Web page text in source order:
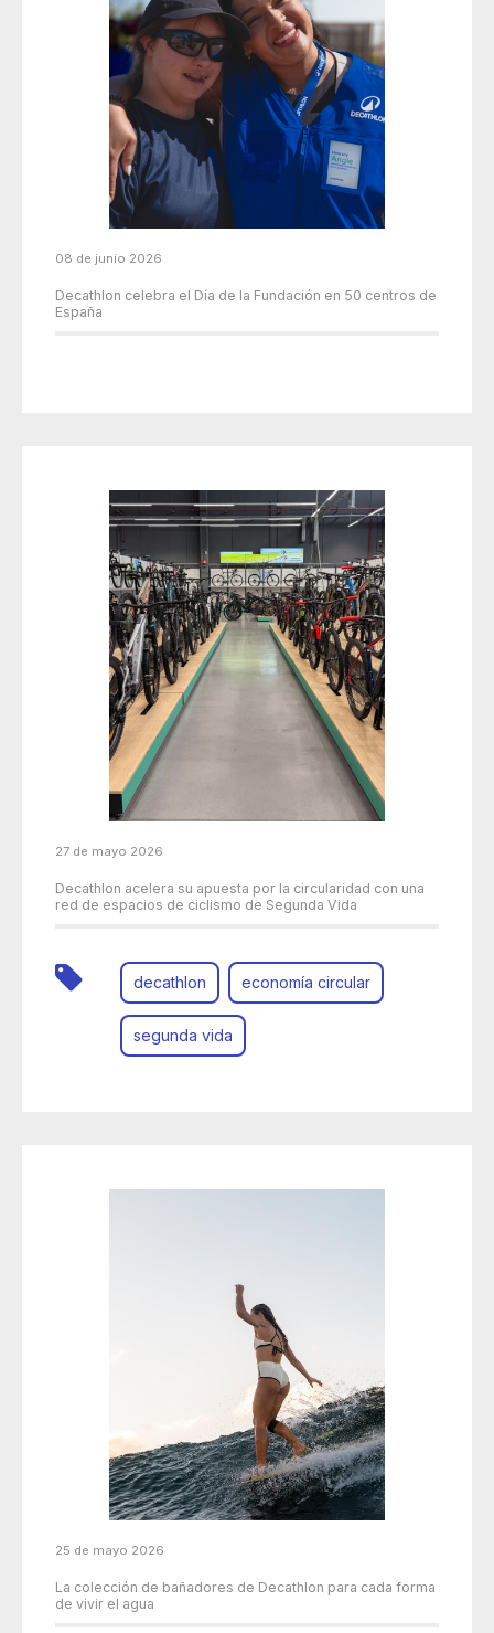
08 de junio 2026
Decathlon celebra el Día de la Fundación en 50 centros de
España
27 de mayo 2026
Decathlon acelera su apuesta por la circularidad con una
red de espacios de ciclismo de Segunda Vida
decathlon economía circular
segunda vida
25 de mayo 2026
La colección de bañadores de Decathlon para cada forma
de vivir el agua